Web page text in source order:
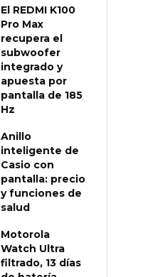
El REDMI K100
Pro Max
recupera el
subwoofer
integrado y
apuesta por
pantalla de 185
Hz
Anillo
inteligente de
Casio con
pantalla: precio
y funciones de
salud
Motorola
Watch Ultra
filtrado, 13 días